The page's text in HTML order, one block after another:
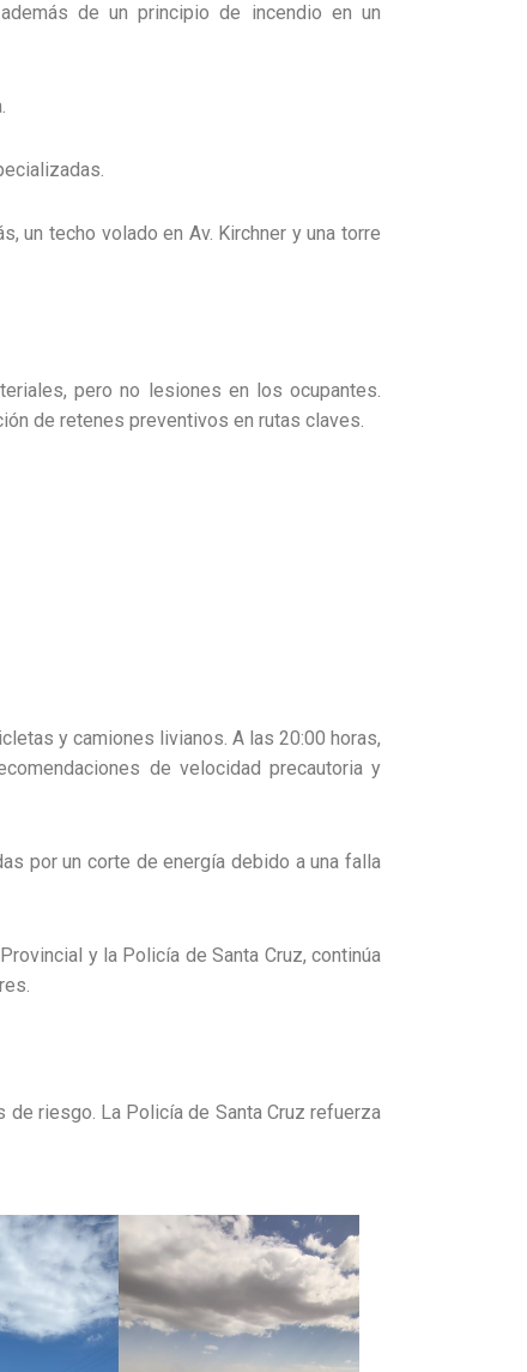
de un principio de incendio en un
un techo volado en Av. Kirchner y una torre
pero no lesiones en los ocupantes.
de retenes preventivos en rutas claves.
y camiones livianos. A las 20:00 horas,
de velocidad precautoria y
por un corte de energía debido a una falla
y la Policía de Santa Cruz, continúa
riesgo. La Policía de Santa Cruz refuerza